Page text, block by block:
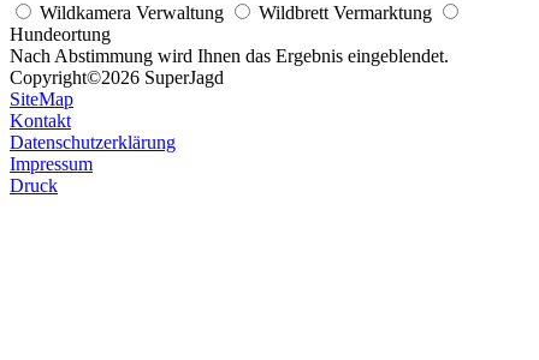
Wildkamera Verwaltung
Wildbrett Vermarktung
Hundeortung
Nach Abstimmung wird Ihnen das Ergebnis eingeblendet.
Copyright©2026 SuperJagd
SiteMap
Kontakt
Datenschutzerklärung
Impressum
Druck